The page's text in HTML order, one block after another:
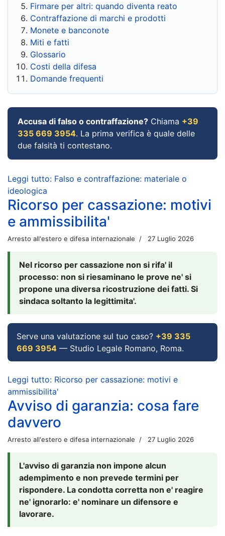
Firmare per altri: quando diventa reato
Contraffazione di marchi e prodotti
Monete e banconote
Miti e fatti
Glossario
Costi della difesa
Domande frequenti
Accusa di falso o contraffazione? Chiama +39
335 669 3954. La prima verifica è quale delle
due falsità ti contestano.
Leggi tutto: Falso e contraffazione: materiale o
ideologica
Ricorso per cassazione: motivi
e ammissibilita'
Arresto all'estero e difesa internazionale 27 Luglio 2026
Nel ricorso per cassazione non si rifa' il
processo: non si riesaminano le prove ne' si
propone una diversa ricostruzione dei fatti. Si
sindaca soltanto la legittimita'.
Serve una valutazione sul tuo caso? +39 335
669 3954 — Studio Legale Romano, Roma.
Leggi tutto: Ricorso per cassazione: motivi e
ammissibilita'
Avviso di garanzia: cosa fare
davvero
Arresto all'estero e difesa internazionale 27 Luglio 2026
L'avviso di garanzia non impone alcun
adempimento e non prevede termini per
rispondere. La condotta corretta non e' reagire
ne' ignorarlo: e' nominare un difensore e
lavorare.